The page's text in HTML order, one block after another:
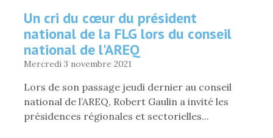
Un cri du cœur du président
national de la FLG lors du conseil
national de l'AREQ
Mercredi 3 novembre 2021
Lors de son passage jeudi dernier au conseil
national de l’AREQ, Robert Gaulin a invité les
présidences régionales et sectorielles...